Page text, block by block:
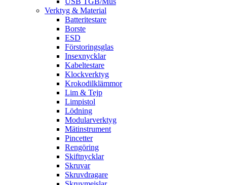
Verktyg & Material
Batteritestare
Borste
ESD
Förstoringsglas
Insexnycklar
Kabeltestare
Klockverktyg
Krokodilklämmor
Lim & Tejp
Limpistol
Lödning
Modularverktyg
Mätinstrument
Pincetter
Rengöring
Skiftnycklar
Skruvar
Skruvdragare